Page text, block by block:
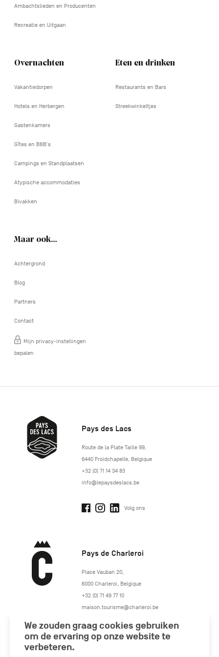
Ambachtslieden en Producenten
Recreatie en Uitgaan
Overnachten
Vakantiedorpen
Hotels en Herbergen
Gastenkamers
Gîtes en B&B's
Campings en Standplaatsen
Atypische accommodaties
Bivakken
Eten en drinken
Restaurants en Bars
Streekwinkeltjes
Maar ook…
Achtergrond
Blog
Partners
Contact
Mijn privacy-instellingen
bepalen
Pays des Lacs
http://www.lepaysdeslacs.be/
Route de la Plate Taille 99,
6440 Froidchapelle, Belgique
+32 (0) 71 14 34 83
info@lepaysdeslacs.be
Volg ons
Pays de Charleroi
https://www.paysdecharleroi.be/
Place Vauban 20,
6000 Charleroi Belgique
+32 (0) 71 49 77 10
maison.tourisme@charleroi.be
Volg ons
We zouden graag cookies gebruiken
om de ervaring op onze website te
verbeteren.